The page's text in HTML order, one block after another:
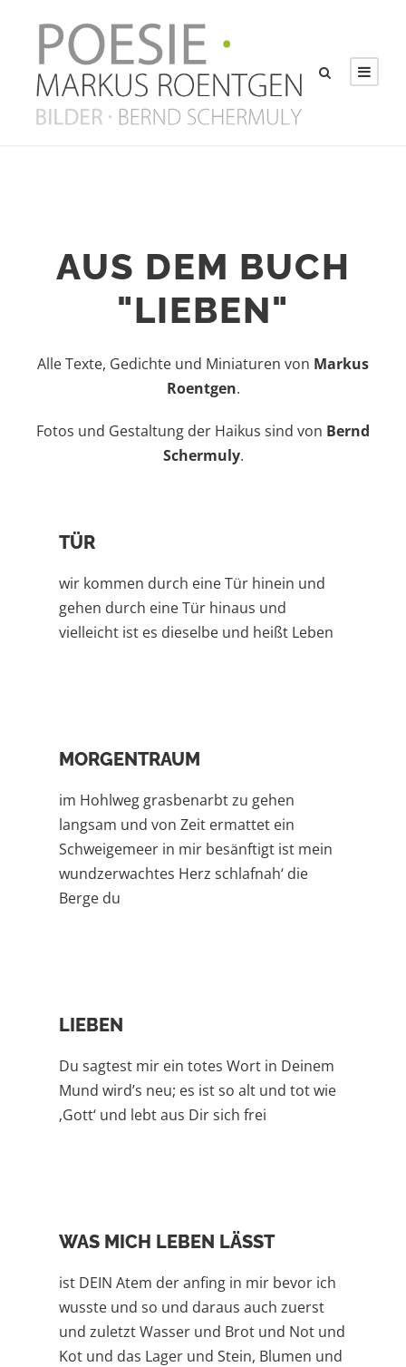
AUS DEM BUCH
"LIEBEN"
Alle Texte, Gedichte und Miniaturen von Markus
Roentgen.
Fotos und Gestaltung der Haikus sind von Bernd
Schermuly.
TÜR
wir kommen durch eine Tür hinein und
gehen durch eine Tür hinaus und
vielleicht ist es dieselbe und heißt Leben
MORGENTRAUM
im Hohlweg grasbenarbt zu gehen
langsam und von Zeit ermattet ein
Schweigemeer in mir besänftigt ist mein
wundzerwachtes Herz schlafnah‘ die
Berge du
LIEBEN
Du sagtest mir ein totes Wort in Deinem
Mund wird’s neu; es ist so alt und tot wie
‚Gott‘ und lebt aus Dir sich frei
WAS MICH LEBEN LÄSST
ist DEIN Atem der anfing in mir bevor ich
wusste und so und daraus auch zuerst
und zuletzt Wasser und Brot und Not und
Kot und das Lager und Stein, Blumen und